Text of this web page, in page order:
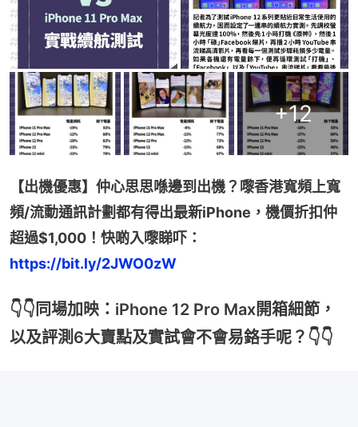
+12
【出機優惠】仲心思思喺邊到出機？嚟香港寬頻上寬
頻/流動通訊計劃都有得出最新iPhone，機價折扣仲
超過$1,000！快啲入嚟睇吓：
https://bit.ly/2JWO0zW
👇👇同場加映：iPhone 12 Pro Max開箱細節，
以及評測6大賣點及實試會不會易鉻手呢？👇👇